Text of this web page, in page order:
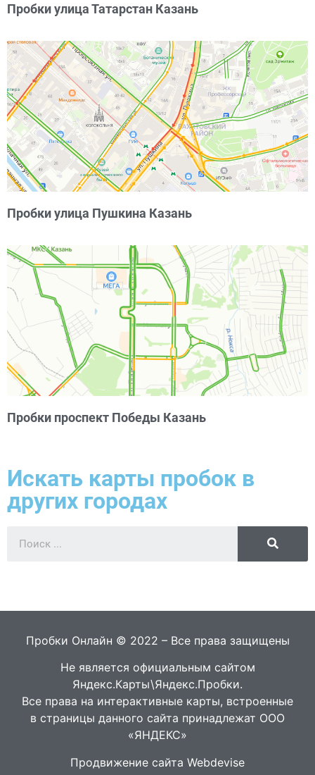
Пробки улица Татарстан Казань
Пробки улица Пушкина Казань
Пробки проспект Победы Казань
Искать карты пробок в
других городах
Пробки Онлайн © 2022 – Все права защищены
Не является официальным сайтом
Яндекс.Карты\Яндекс.Пробки.
Все права на интерактивные карты, встроенные
в страницы данного сайта принадлежат ООО
«ЯНДЕКС»
Продвижение сайта Webdevise